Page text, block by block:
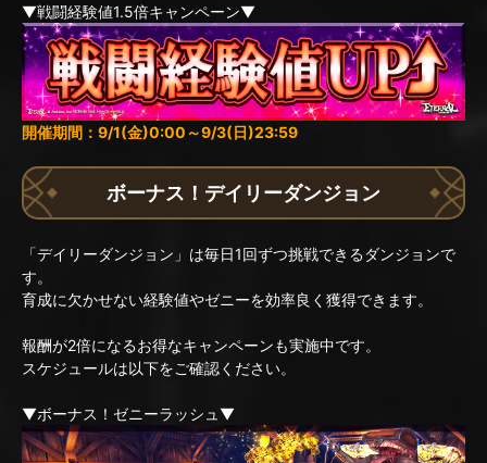
▼戦闘経験値1.5倍キャンペーン▼
開催期間：9/1(金)0:00～9/3(日)23:59
ボーナス！デイリーダンジョン
「デイリーダンジョン」は毎日1回ずつ挑戦できるダンジョンで
す。
育成に欠かせない経験値やゼニーを効率良く獲得できます。
報酬が2倍になるお得なキャンペーンも実施中です。
スケジュールは以下をご確認ください。
▼ボーナス！ゼニーラッシュ▼